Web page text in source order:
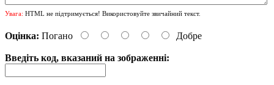
Увага: HTML не підтримується! Використовуйте звичайний текст.
Оцінка: Погано Добре
Введіть код, вказаний на зображенні: